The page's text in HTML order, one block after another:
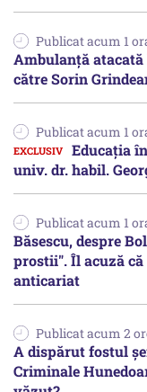
Publicat acum 1
Ambulanță
către Sorin
Publicat acum 1
Educația
univ. dr. habil.
Publicat acum 1
Băsescu, despre
prostii". Îl acuză
anticariat
Publicat acum 2
A dispărut fostul
Criminale